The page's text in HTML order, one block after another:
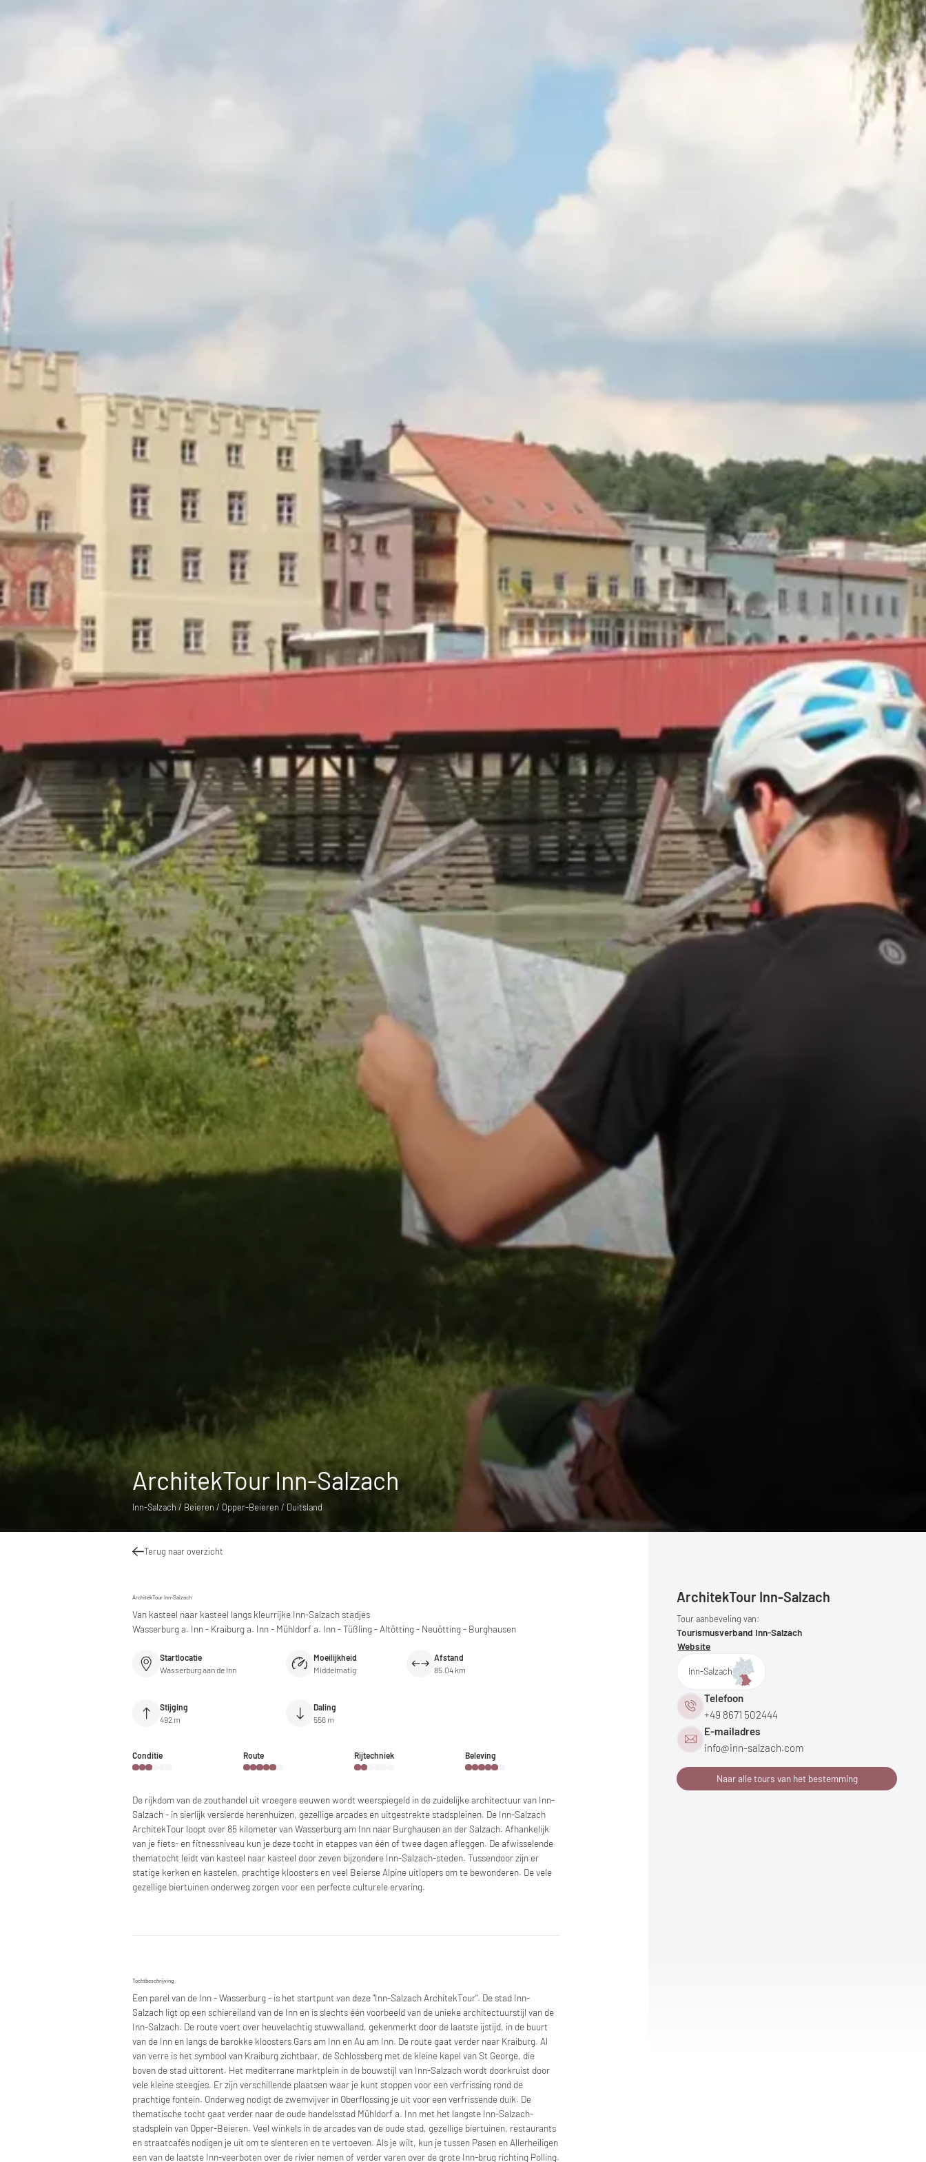
ArchitekTour Inn-Salzach
Inn-Salzach / Beieren / Opper-Beieren / Duitsland
Terug naar overzicht
ArchitekTour Inn-Salzach
Van kasteel naar kasteel langs kleurrijke Inn-Salzach stadjes
Wasserburg a. Inn - Kraiburg a. Inn - Mühldorf a. Inn - Tüßling - Altötting - Neuötting - Burghausen
Startlocatie
Wasserburg aan de Inn
Moeilijkheid
Middelmatig
Afstand
85.04 km
Stijging
492 m
Daling
556 m
Conditie Route Rijtechniek Beleving
De rijkdom van de zouthandel uit vroegere eeuwen wordt weerspiegeld in de zuidelijke architectuur van Inn-
Salzach - in sierlijk versierde herenhuizen, gezellige arcades en uitgestrekte stadspleinen. De Inn-Salzach
ArchitekTour loopt over 85 kilometer van Wasserburg am Inn naar Burghausen an der Salzach. Afhankelijk
van je fiets- en fitnessniveau kun je deze tocht in etappes van één of twee dagen afleggen. De afwisselende
thematocht leidt van kasteel naar kasteel door zeven bijzondere Inn-Salzach-steden. Tussendoor zijn er
statige kerken en kastelen, prachtige kloosters en veel Beierse Alpine uitlopers om te bewonderen. De vele
gezellige biertuinen onderweg zorgen voor een perfecte culturele ervaring.
Tochtbeschrijving
Een parel van de Inn - Wasserburg - is het startpunt van deze "Inn-Salzach ArchitekTour". De stad Inn-
Salzach ligt op een schiereiland van de Inn en is slechts één voorbeeld van de unieke architectuurstijl van de
Inn-Salzach. De route voert over heuvelachtig stuwwalland, gekenmerkt door de laatste ijstijd, in de buurt
van de Inn en langs de barokke kloosters Gars am Inn en Au am Inn. De route gaat verder naar Kraiburg. Al
van verre is het symbool van Kraiburg zichtbaar, de Schlossberg met de kleine kapel van St George, die
boven de stad uittorent. Het mediterrane marktplein in de bouwstijl van Inn-Salzach wordt doorkruist door
vele kleine steegjes. Er zijn verschillende plaatsen waar je kunt stoppen voor een verfrissing rond de
prachtige fontein. Onderweg nodigt de zwemvijver in Oberflossing je uit voor een verfrissende duik. De
thematische tocht gaat verder naar de oude handelsstad Mühldorf a. Inn met het langste Inn-Salzach-
stadsplein van Opper-Beieren. Veel winkels in de arcades van de oude stad, gezellige biertuinen, restaurants
en straatcafés nodigen je uit om te slenteren en te vertoeven. Als je wilt, kun je tussen Pasen en Allerheiligen
een van de laatste Inn-veerboten over de rivier nemen of verder varen over de grote Inn-brug richting Polling.
ArchitekTour Inn-Salzach
Tour aanbeveling van:
Tourismusverband Inn-Salzach
Website
Inn-Salzach
Telefoon
+49 8671 502444
E-mailadres
info@inn-salzach.com
Naar alle tours van het bestemming